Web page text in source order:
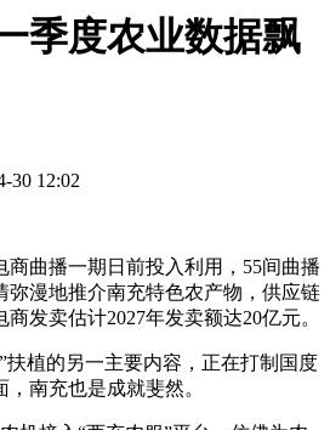
季度农业数据飘
30 12:02
曲播一期日前投入利用，55间曲播
弥漫地推介南充特色农产物，供应链
发卖估计2027年发卖额达20亿元。
植的另一主要内容，正在打制国度
南充也是成就斐然。